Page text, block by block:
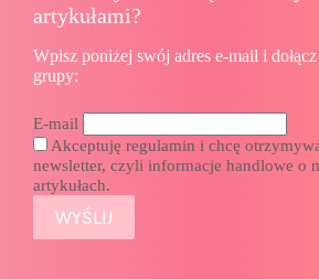
artykułami?
Wpisz poniżej swój adres e-mail i
grupy:
E-mail
Akceptuję regulamin i chcę
newsletter, czyli informacje handlowe o
artykułach.